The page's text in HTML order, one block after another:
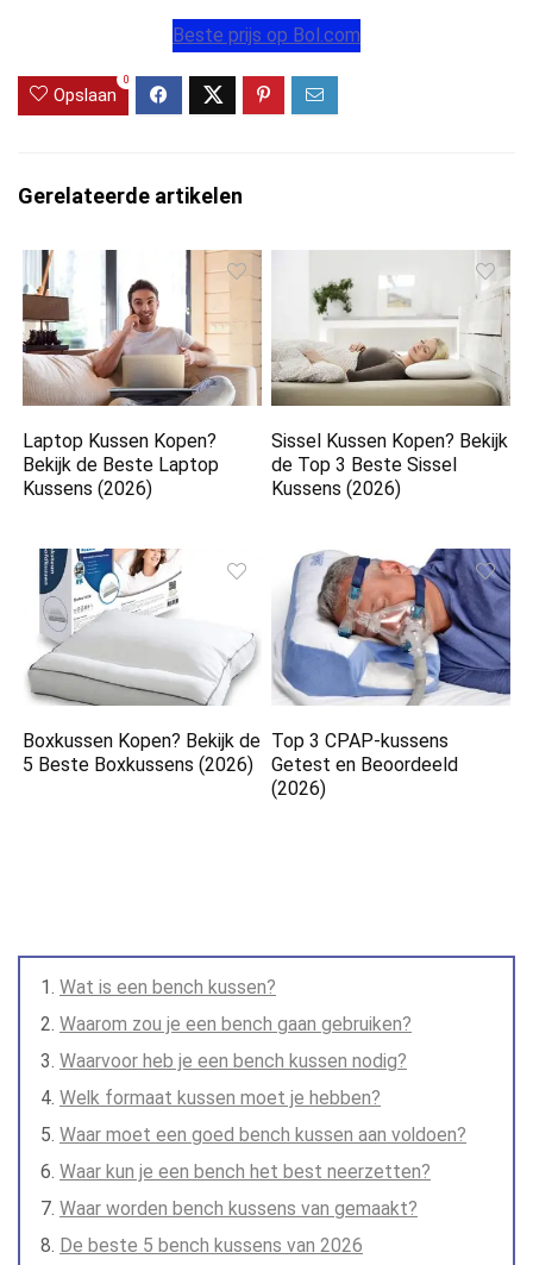
Beste prijs op Bol.com
Opslaan
0
Gerelateerde artikelen
Laptop Kussen Kopen?
Bekijk de Beste Laptop
Kussens (2026)
Sissel Kussen Kopen? Bekijk
de Top 3 Beste Sissel
Kussens (2026)
Boxkussen Kopen? Bekijk de
5 Beste Boxkussens (2026)
Top 3 CPAP-kussens
Getest en Beoordeeld
(2026)
Wat is een bench kussen?
Waarom zou je een bench gaan gebruiken?
Waarvoor heb je een bench kussen nodig?
Welk formaat kussen moet je hebben?
Waar moet een goed bench kussen aan voldoen?
Waar kun je een bench het best neerzetten?
Waar worden bench kussens van gemaakt?
De beste 5 bench kussens van 2026